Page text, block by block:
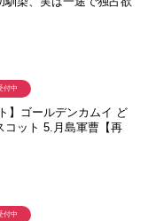
】ゴールデンカムイ ど
コット 5.月島軍曹【再
付中
付中